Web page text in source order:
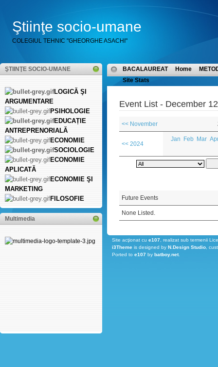
Ştiinţe socio-umane
COLEGIUL TEHNIC "GHEORGHE ASACHI"
ŞTIINŢE SOCIO-UMANE
LOGICĂ ŞI
ARGUMENTARE
PSIHOLOGIE
EDUCAȚIE
ANTREPRENORIALĂ
ECONOMIE
SOCIOLOGIE
ECONOMIE
APLICATĂ
ECONOMIE ŞI
MARKETING
FILOSOFIE
Multimedia
BACALAUREAT Home
Site Stats
Event List - December 12
<< November
<< 2024
Jan Feb Mar
Future Events
None Listed.
Site acţionat cu e107 , realizat sub termenii
i3Theme is designed by N.Design Studio ,
Ported to e107 by batboy.net.